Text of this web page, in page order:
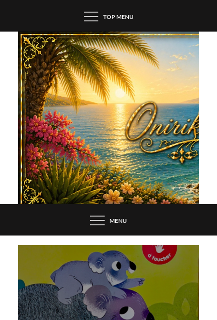
content
TOP MENU
MENU